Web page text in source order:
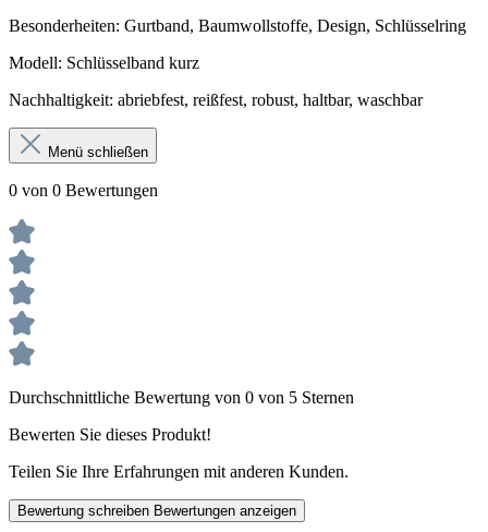
Besonderheiten: Gurtband, Baumwollstoffe, Design, Schlüsselring
Modell: Schlüsselband kurz
Nachhaltigkeit: abriebfest, reißfest, robust, haltbar, waschbar
Menü schließen
0 von 0 Bewertungen
Durchschnittliche Bewertung von 0 von 5 Sternen
Bewerten Sie dieses Produkt!
Teilen Sie Ihre Erfahrungen mit anderen Kunden.
Bewertung schreiben Bewertungen anzeigen